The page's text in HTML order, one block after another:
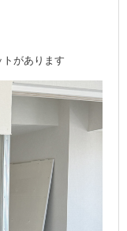
があります